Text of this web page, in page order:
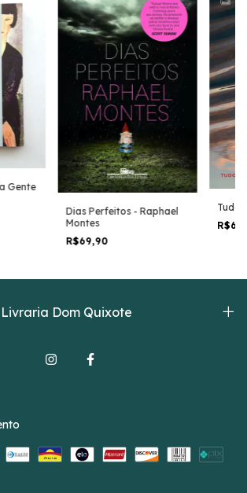
Gente
Dias Perfeitos - Raphael
Montes
R$69,90
Tudo
Dom Quixote